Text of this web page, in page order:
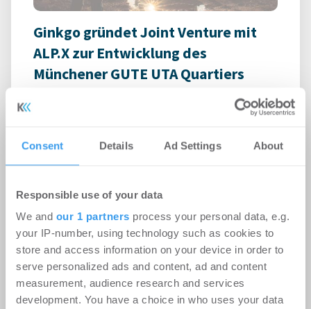
Consent Details Ad Settings About
Responsible use of your data
We and our 1 partners process your personal data, e.g.
your IP-number, using technology such as cookies to
store and access information on your device in order to
serve personalized ads and content, ad and content
measurement, audience research and services
development. You have a choice in who uses your data
Ginkgo gründet Joint Venture mit
ALP.X zur Entwicklung des
Münchener GUTE UTA Quartiers
Joint Ventures mit ALP.X zur Entwicklung des
Münchener GUTE UTA Quartiers